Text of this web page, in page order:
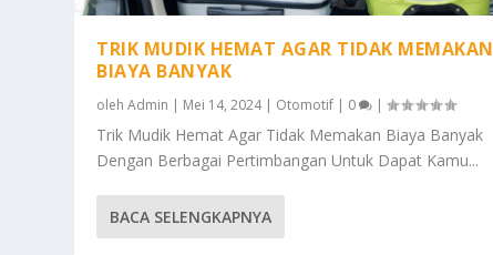
TRIK MUDIK HEMAT AGAR TIDAK MEMAKAN
BIAYA BANYAK
olehAdmin | Mei 14, 2024| Otomotif | 0 |
Trik Mudik Hemat Agar Tidak Memakan Biaya Banyak
Dengan Berbagai Pertimbangan Untuk Dapat Kamu...
BACA SELENGKAPNYA